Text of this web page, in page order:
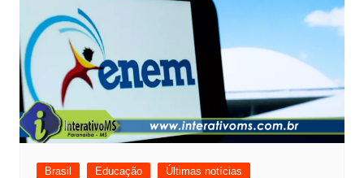
Brasil Educação Últimas notícias